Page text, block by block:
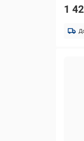
1